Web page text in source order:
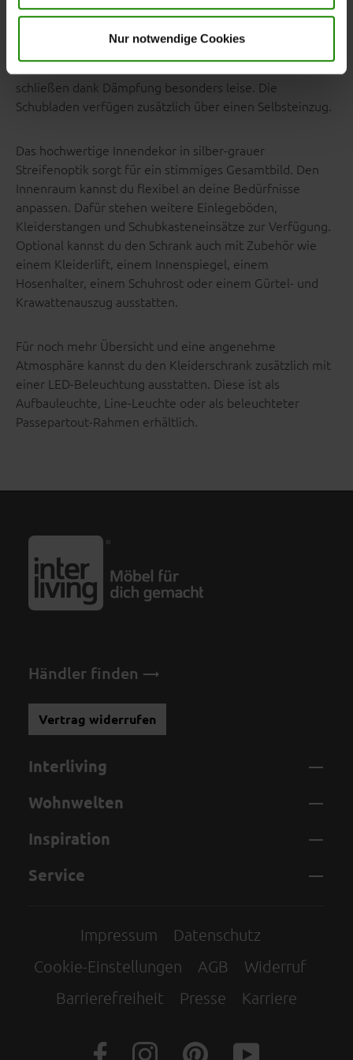
hier.
Nur notwendige Cookies
erhältlich.
Du kannst zwischen zwei Höhen und mehreren Breiten
von ca. 200 bis 350 cm wählen. Türen und Schubladen
schließen dank Dämpfung besonders leise. Die
Schubladen verfügen zusätzlich über einen Selbsteinzug.
Das hochwertige Innendekor in silber-grauer
Streifenoptik sorgt für ein stimmiges Gesamtbild. Den
Innenraum kannst du flexibel an deine Bedürfnisse
anpassen. Dafür stehen weitere Einlegeböden,
Kleiderstangen und Schubkasteneinsätze zur Verfügung.
Optional kannst du den Schrank auch mit Zubehör wie
einem Kleiderlift, einem Innenspiegel, einem
Hosenhalter, einem Schuhrost oder einem Gürtel- und
Krawattenauszug ausstatten.
Für noch mehr Übersicht und eine angenehme
Atmosphäre kannst du den Kleiderschrank zusätzlich mit
einer LED-Beleuchtung ausstatten. Diese ist als
Aufbauleuchte, Line-Leuchte oder als beleuchteter
Passepartout-Rahmen erhältlich.
Händler finden
Vertrag widerrufen
Interliving
Wohnwelten
Inspiration
Service
Impressum
Datenschutz
Cookie-Einstellungen
AGB
Widerruf
Barrierefreiheit
Presse Karriere